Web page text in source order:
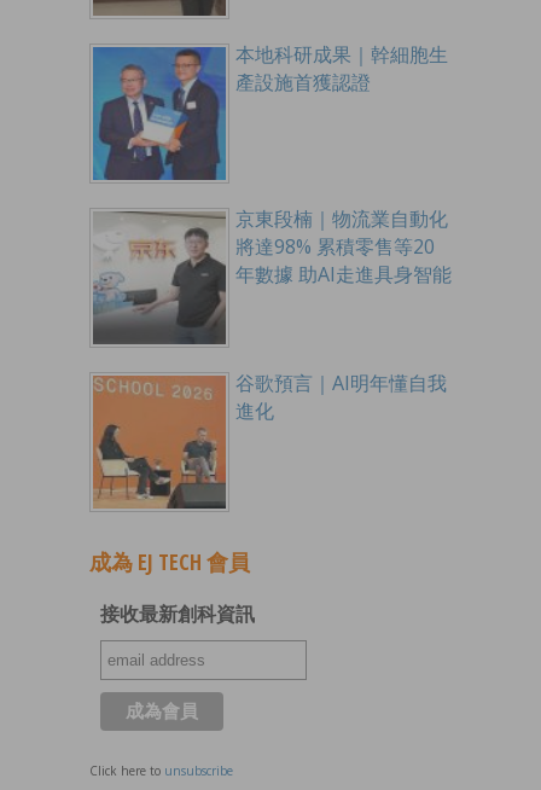
本地科研成果｜幹細胞生
產設施首獲認證
京東段楠｜物流業自動化
將達98% 累積零售等20
年數據 助AI走進具身智能
谷歌預言｜AI明年懂自我
進化
成為 EJ TECH 會員
接收最新創科資訊
Click here to unsubscribe